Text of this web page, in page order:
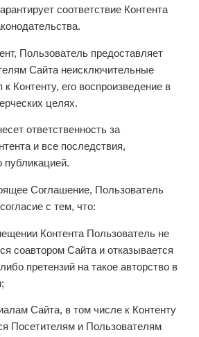
соответствие Контента
Пользователь предоставляет
Сайта неисключительные
к Контенту, его воспроизведение в
целях.
ответственность за
и все последствия,
публикацией.
Соглашение, Пользователь
с тем, что:
Контента Пользователь не
соавтором Сайта и отказывается
претензий на такое авторство в
Сайта, в том числе к Контенту
Посетителям и Пользователям